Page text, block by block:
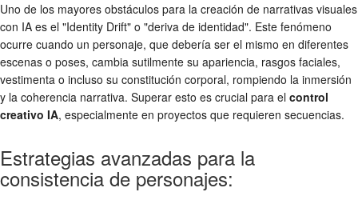
Uno de los mayores obstáculos para la creación de narrativas visuales
con IA es el "Identity Drift" o "deriva de identidad". Este fenómeno
ocurre cuando un personaje, que debería ser el mismo en diferentes
escenas o poses, cambia sutilmente su apariencia, rasgos faciales,
vestimenta o incluso su constitución corporal, rompiendo la inmersión
y la coherencia narrativa. Superar esto es crucial para el control
creativo IA, especialmente en proyectos que requieren secuencias.
Estrategias avanzadas para la
consistencia de personajes: